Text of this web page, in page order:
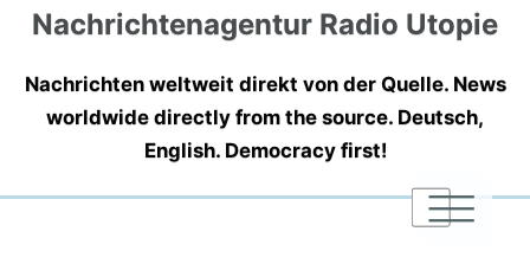
Nachrichtenagentur Radio Utopie
Nachrichten weltweit direkt von der Quelle. News
worldwide directly from the source. Deutsch,
English. Democracy first!
|
|
|